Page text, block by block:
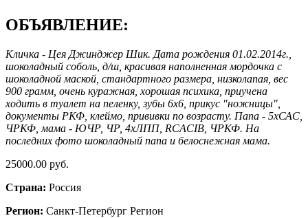
ОБЪЯВЛЕНИЕ:
Кличка - Цея Джинджер Шик. Дата рождения 01.02.2014г.,
шоколадный соболь, д/ш, красивая наполненная мордочка с
шоколадной маской, стандартного размера, низколапая, вес
900 грамм, очень куражная, хорошая психика, приучена
ходить в туалет на пеленку, зубы 6х6, прикус "ножницы",
документы РКФ, клеймо, прививки по возрасту. Папа - 5хСАС,
ЧРКФ, мама - ЮЧР, ЧР, 4хЛПП, RCACIB, ЧРКФ. На
последних фото шоколадный папа и белоснежная мама.
25000.00 руб.
Страна: Россия
Регион: Санкт-Петербург Регион